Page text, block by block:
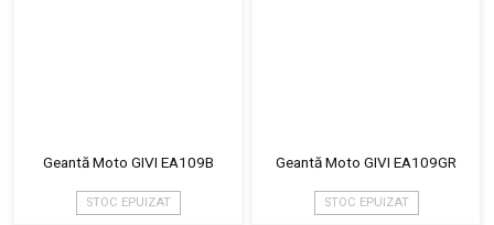
Geantă Moto GIVI EA109B
STOC EPUIZAT
Geantă Moto GIVI EA109GR
STOC EPUIZAT